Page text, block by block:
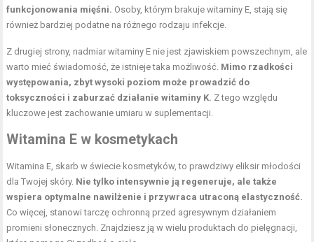
funkcjonowania mięśni. Osoby, którym brakuje witaminy E, stają się
również bardziej podatne na różnego rodzaju infekcje.
Z drugiej strony, nadmiar witaminy E nie jest zjawiskiem powszechnym, ale
warto mieć świadomość, że istnieje taka możliwość. Mimo rzadkości
występowania, zbyt wysoki poziom może prowadzić do
toksyczności i zaburzać działanie witaminy K. Z tego względu
kluczowe jest zachowanie umiaru w suplementacji.
Witamina E w kosmetykach
Witamina E, skarb w świecie kosmetyków, to prawdziwy eliksir młodości
dla Twojej skóry. Nie tylko intensywnie ją regeneruje, ale także
wspiera optymalne nawilżenie i przywraca utraconą elastyczność.
Co więcej, stanowi tarczę ochronną przed agresywnym działaniem
promieni słonecznych. Znajdziesz ją w wielu produktach do pielęgnacji,